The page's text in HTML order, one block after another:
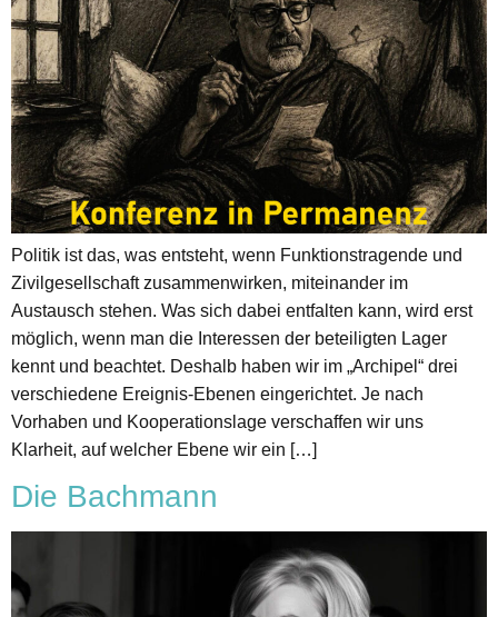
Politik ist das, was entsteht, wenn Funktionstragende und
Zivilgesellschaft zusammenwirken, miteinander im
Austausch stehen. Was sich dabei entfalten kann, wird erst
möglich, wenn man die Interessen der beteiligten Lager
kennt und beachtet. Deshalb haben wir im „Archipel“ drei
verschiedene Ereignis-Ebenen eingerichtet. Je nach
Vorhaben und Kooperationslage verschaffen wir uns
Klarheit, auf welcher Ebene wir ein […]
Die Bachmann